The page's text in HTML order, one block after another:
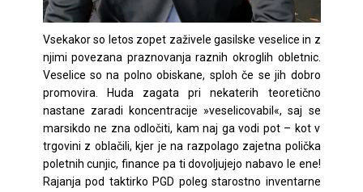
Vsekakor so letos zopet zaživele gasilske veselice in z
njimi povezana praznovanja raznih okroglih obletnic.
Veselice so na polno obiskane, sploh če se jih dobro
promovira. Huda zagata pri nekaterih teoretično
nastane zaradi koncentracije »veselicovabil«, saj se
marsikdo ne zna odločiti, kam naj ga vodi pot – kot v
trgovini z oblačili, kjer je na razpolago zajetna polička
poletnih cunjic, finance pa ti dovoljujejo nabavo le ene!
Rajanja pod taktirko PGD poleg starostno inventarne